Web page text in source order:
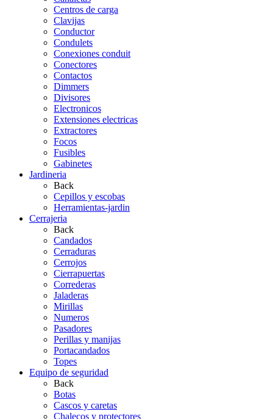
Centros de carga
Clavijas
Conductor
Condulets
Conexiones conduit
Conectores
Contactos
Dimmers
Divisores
Electronicos
Extensiones electricas
Extractores
Focos
Fusibles
Gabinetes
Jardineria
Back
Cepillos y escobas
Herramientas-jardin
Cerrajeria
Back
Candados
Cerraduras
Cerrojos
Cierrapuertas
Correderas
Jaladeras
Mirillas
Numeros
Pasadores
Perillas y manijas
Portacandados
Topes
Equipo de seguridad
Back
Botas
Cascos y caretas
Chalecos y protectores